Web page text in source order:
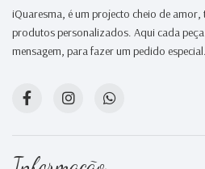
iQuaresma, é um projecto cheio de
produtos personalizados. Aqui cada peça
mensagem, para fazer um pedido